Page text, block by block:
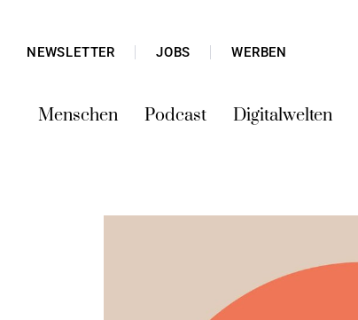
NEWSLETTER JOBS WERBEN
Menschen Podcast Digitalwelten